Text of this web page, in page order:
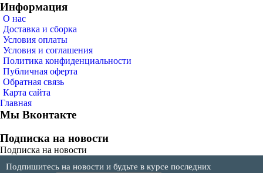
Информация
О нас
Доставка и сборка
Условия оплаты
Условия и соглашения
Политика конфиденциальности
Публичная оферта
Обратная связь
Карта сайта
Главная
Мы Вконтакте
Подписка на новости
Подписка на новости
Подпишитесь на новости и будьте в курсе последних